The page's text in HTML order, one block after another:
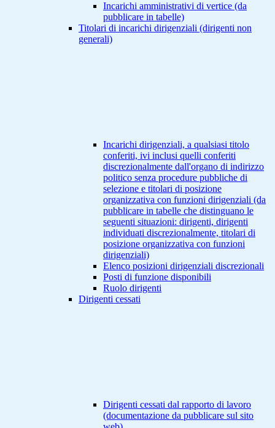
Incarichi amministrativi di vertice (da
pubblicare in tabelle)
Titolari di incarichi dirigenziali (dirigenti non
generali)
Incarichi dirigenziali, a qualsiasi titolo
conferiti, ivi inclusi quelli conferiti
discrezionalmente dall'organo di indirizzo
politico senza procedure pubbliche di
selezione e titolari di posizione
organizzativa con funzioni dirigenziali (da
pubblicare in tabelle che distinguano le
seguenti situazioni: dirigenti, dirigenti
individuati discrezionalmente, titolari di
posizione organizzativa con funzioni
dirigenziali)
Elenco posizioni dirigenziali discrezionali
Posti di funzione disponibili
Ruolo dirigenti
Dirigenti cessati
Dirigenti cessati dal rapporto di lavoro
(documentazione da pubblicare sul sito